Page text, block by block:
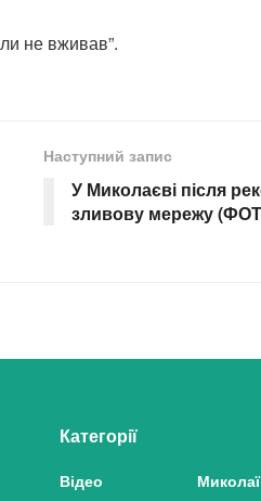
не вживав”.
Наступний запис
У Миколаєві після
зливову мережу
Категорії
Відео